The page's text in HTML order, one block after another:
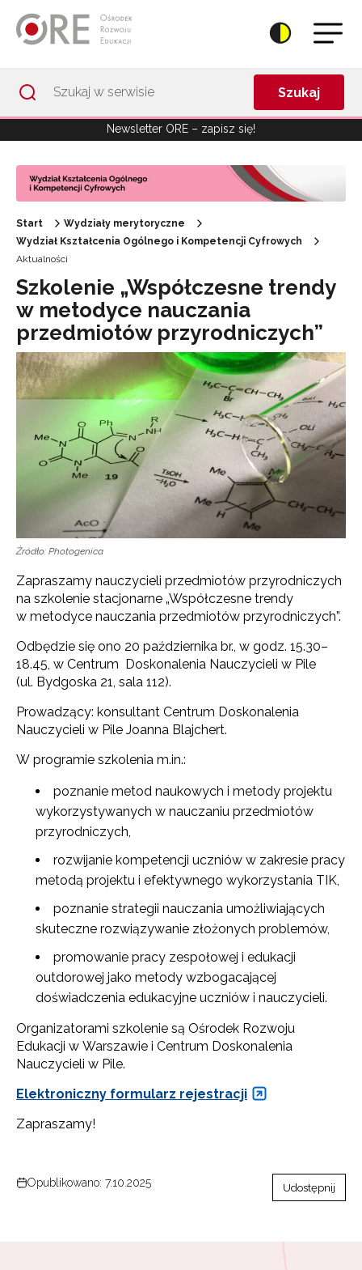
Szukaj
Newsletter ORE – zapisz się!
Start
Wydziały merytoryczne
Wydział Kształcenia Ogólnego i Kompetencji Cyfrowych
Aktualności
Szkolenie „Współczesne trendy
w metodyce nauczania
przedmiotów przyrodniczych”
Źródło: Photogenica
Zapraszamy nauczycieli przedmiotów przyrodniczych
na szkolenie stacjonarne „Współczesne trendy
w metodyce nauczania przedmiotów przyrodniczych”.
Odbędzie się ono 20 października br., w godz. 15.30–
18.45, w Centrum Doskonalenia Nauczycieli w Pile
(ul. Bydgoska 21, sala 112).
Prowadzący: konsultant Centrum Doskonalenia
Nauczycieli w Pile Joanna Blajchert.
W programie szkolenia m.in.:
poznanie metod naukowych i metody projektu
wykorzystywanych w nauczaniu przedmiotów
przyrodniczych,
rozwijanie kompetencji uczniów w zakresie pracy
metodą projektu i efektywnego wykorzystania TIK,
poznanie strategii nauczania umożliwiających
skuteczne rozwiązywanie złożonych problemów,
promowanie pracy zespołowej i edukacji
outdorowej jako metody wzbogacającej
doświadczenia edukacyjne uczniów i nauczycieli.
Organizatorami szkolenie są Ośrodek Rozwoju
Edukacji w Warszawie i Centrum Doskonalenia
Nauczycieli w Pile.
Elektroniczny formularz rejestracji
Zapraszamy!
Opublikowano: 7.10.2025 Udostępnij